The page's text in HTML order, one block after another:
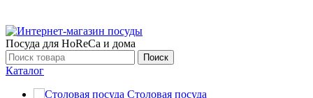
Посуда для HoReCa и дома
Поиск
Каталог
Столовая посуда